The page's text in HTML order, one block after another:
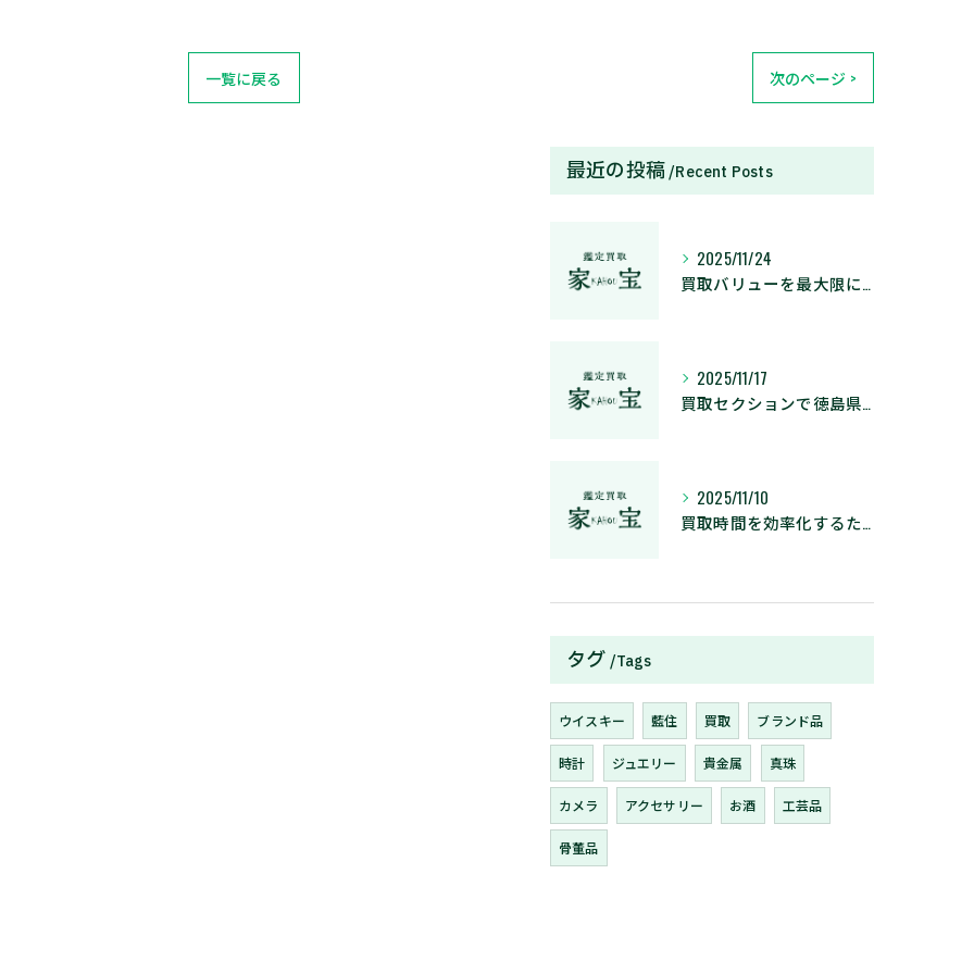
一覧に戻る 次のページ >
最近の投稿 Recent Posts
2025/11/24
買取バリューを最大限に引き出す賢い買取のポイントと活用術
2025/11/17
買取セクションで徳島県板野郡板野町の住所情報とサービス活用のポイント徹底解説
2025/11/10
買取時間を効率化するための査定の流れとスムーズな準備術
タグ Tags
ウイスキー 藍住 買取 ブランド品
時計 ジュエリー 貴金属 真珠
カメラ アクセサリー お酒 工芸品
骨董品